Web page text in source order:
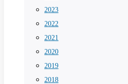
2023
2022
2021
2020
2019
2018